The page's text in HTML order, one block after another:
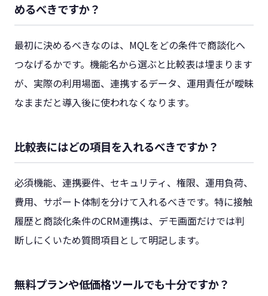
めるべきですか？
最初に決めるべきなのは、MQLをどの条件で商談化へ
つなげるかです。機能名から選ぶと比較表は埋まります
が、実際の利用場面、連携するデータ、運用責任が曖昧
なままだと導入後に使われなくなります。
比較表にはどの項目を入れるべきですか？
必須機能、連携要件、セキュリティ、権限、運用負荷、
費用、サポート体制を分けて入れるべきです。特に接触
履歴と商談化条件のCRM連携は、デモ画面だけでは判
断しにくいため質問項目として明記します。
無料プランや低価格ツールでも十分ですか？